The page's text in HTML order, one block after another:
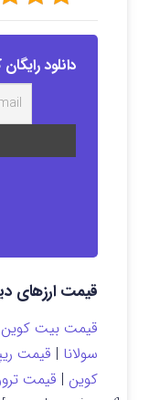
دانلود
قیمت ارزهای
قیمت بیت کوین
سولانا | قیمت
کوین | قیمت